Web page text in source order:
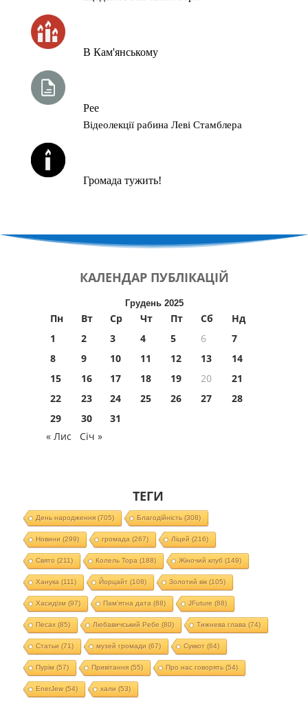
В Кам'янському
Рее
Відеолекції рабина Леві Стамблера
Громада тужить!
КАЛЕНДАР ПУБЛІКАЦІЙ
Грудень 2025
Пн Вт Ср Чт Пт Сб
Нд
1
2 3 4 5 6
7
8
9 10 11 12 13
14
15
16 17 18 19 20
21
22
23 24 25 26 27
28
29
30
31
« Лис
Січ »
ТЕГИ
День народження(705) Благодійність (308)
Новини (299) громада (267) Ліцей (216)
Свято (211) Колель Тора (188) Жіночий клуб (149)
Ханука (111) Йорцайт (108) Золотий вік(105)
Хасидізм (97) Пам'ятна дата (88) JFuture (88)
Песах(85) Любавичський Ребе (80) Тижнева глава (74)
Статьи (71) музей громади (67) Суккот (64)
Пурім (57) Привітання(55) Про нас говорять (54)
EnerJew(54) хали (53)